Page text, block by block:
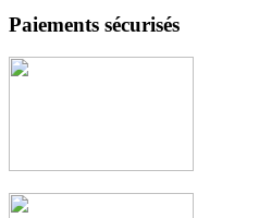
Paiements sécurisés